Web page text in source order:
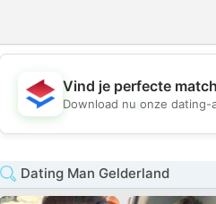
Vind je perfecte match
Download nu onze dating-
Dating Man Gelderland